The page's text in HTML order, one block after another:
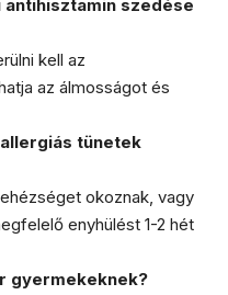
szedése
kell az
az álmosságot és
tünetek
okoznak, vagy
enyhülést 1-2 hét
gyermekeknek?